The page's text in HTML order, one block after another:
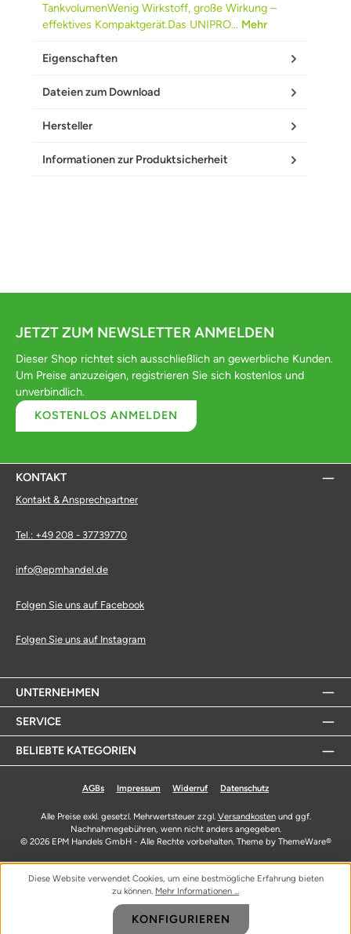
TankvolumenWenig Wirkstoff, große Wirkung –
effektives Kompaktgerät.Das UNIPRO… Mehr
Eigenschaften
Dateien zum Download
Hersteller
Informationen zur Produktsicherheit
JETZT ZUM NEWSLETTER ANMELDEN
Dieser Shop richtet sich ausschließlich an gewerbliche Kunden.
Um Preise anzuzeigen, registrieren Sie sich kostenlos und
unverbindlich.
KOSTENLOS ANMELDEN
KONTAKT
Kontakt & Ansprechpartner
Tel.: +49 208 - 37739770
info@epmhandel.de
Folgen Sie uns auf Facebook
Folgen Sie uns auf Instagram
UNTERNEHMEN
SERVICE
BELIEBTE KATEGORIEN
AGBs Impressum Widerruf Datenschutz
Alle Preise exkl. gesetzl. Mehrwertsteuer zzgl. Versandkostenund ggf.
Nachnahmegebühren, wenn nicht anders angegeben.
© 2026 EPM Handels GmbH - Alle Rechte vorbehalten. Theme by ThemeWare®
Diese Website verwendet Cookies, um eine bestmögliche Erfahrung bieten
zu können. Mehr Informationen ...
KONFIGURIEREN